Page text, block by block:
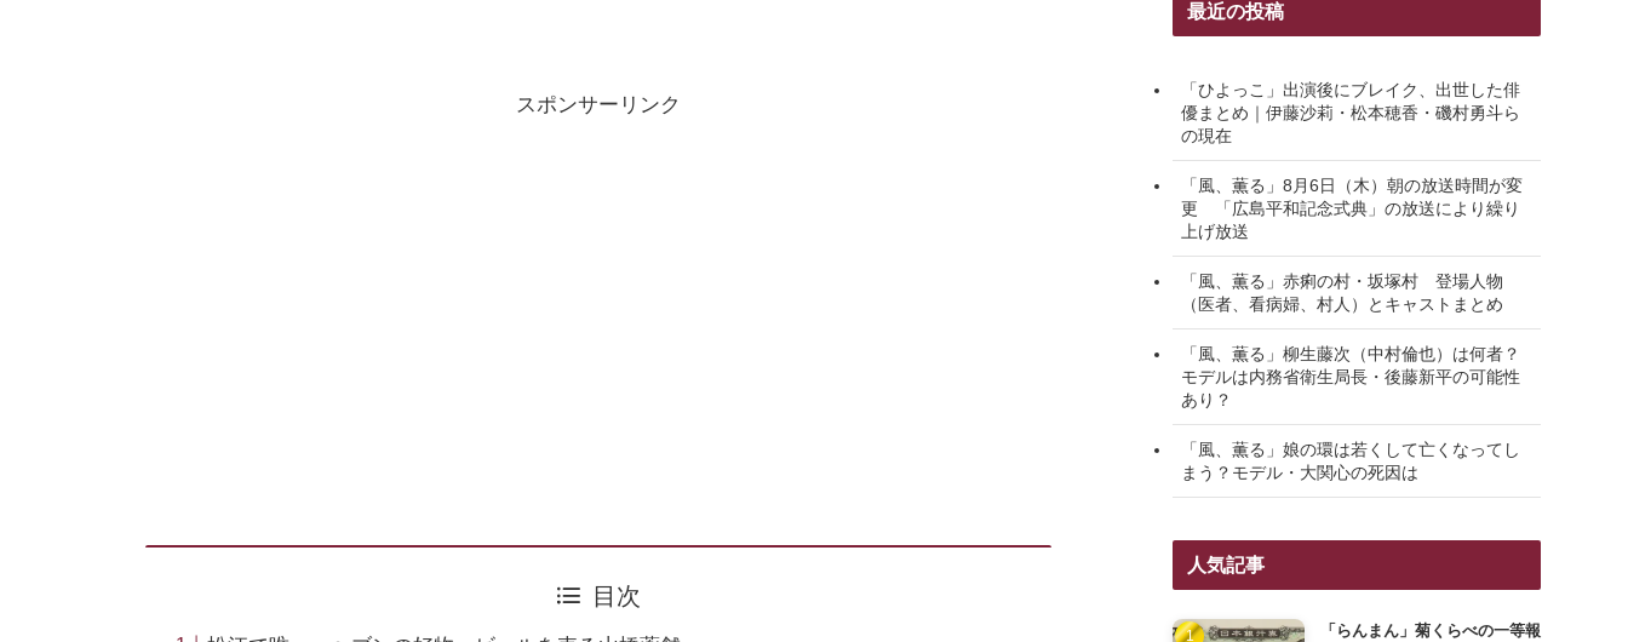
スポンサーリンク
目次
最近の投稿
「ひよっこ」出演後にブレイク、出世した俳
優まとめ｜伊藤沙莉・松本穂香・磯村勇斗ら
の現在
「風、薫る」8月6日（木）朝の放送時間が変
更 「広島平和記念式典」の放送により繰り
上げ放送
「風、薫る」赤痢の村・坂塚村 登場人物
（医者、看病婦、村人）とキャストまとめ
「風、薫る」柳生藤次（中村倫也）は何者？
モデルは内務省衛生局長・後藤新平の可能性
あり？
「風、薫る」娘の環は若くして亡くなってし
まう？モデル・大関心の死因は
人気記事
「らんまん」菊くらべの一等報